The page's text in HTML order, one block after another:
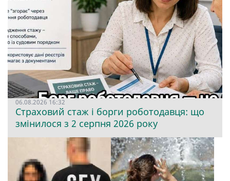
06.08.2026 16:32
Страховий стаж і борги роботодавця: що
змінилося з 2 серпня 2026 року